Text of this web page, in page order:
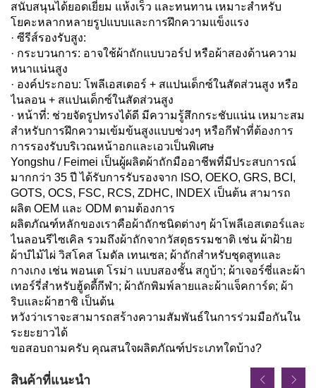
สนับสนุนได้ยอดเยี่ยม แห้งเร็ว และทนทาน เหมาะสำหรับ
โยคะหลากหลายรูปแบบและการฝึกความแข็งแรง
· ซีรีส์รองรับสูง:
· กระบวนการ: อาจใช้ผ้าถักแบบวอร์ป หรือผ้าสองด้านความ
หนาแน่นสูง
· องค์ประกอบ: โพลีเอสเตอร์ + สแปนเด็กซ์ในสัดส่วนสูง หรือ
ไนลอน + สแปนเด็กซ์ในสัดส่วนสูง
· หน้าที่: ช่วยจัดรูปทรงได้ดี มีความรู้สึกกระชับแน่น เหมาะสม
สำหรับการฝึกความเข้มข้นสูงแบบช่วงๆ หรือกีฬาที่ต้องการ
การรองรับบริเวณหน้าอกและเอวเป็นพิเศษ
Yongshu / Feimei เป็นผู้ผลิตผ้าถักมืออาชีพที่มีประสบการณ์
มากกว่า 35 ปี ได้รับการรับรองจาก ISO, OEKO, GRS, BCI,
GOTS, OCS, FSC, RCS, ZDHC, INDEX เป็นต้น สามารถ
ผลิต OEM และ ODM ตามต้องการ
ผลิตภัณฑ์หลักของเราคือผ้าถักชนิดต่างๆ ผ้าโพลีเอสเตอร์และ
ไนลอนรีไซเคิล รวมถึงผ้าถักจากวัสดุธรรมชาติ เช่น ผ้าฝ้าย
ผ้าบํไม้ไผ่ วิสโคส โมดัล เทนเซล; ผ้าถักสำหรับชุดสูทและ
กางเกง เช่น พอนเต โรม่า แบบสองชั้น สกูบ้า; ผ้าเจอร์ซี่และผ้า
เทอร์รี่สำหรับฮู้ดดี้กีฬา; ผ้าถักพิมพ์ลายและผ้าแจ็คการ์ด; ผ้า
ริบและผ้าฮาชิ เป็นต้น
หวังว่าเราจะสามารถสร้างความสัมพันธ์ในการร่วมมือกันใน
ระยะยาวได้
ขอสอบถามครับ คุณสนใจผลิตภัณฑ์ประเภทใดบ้าง?
สินค้าที่แนะนำ